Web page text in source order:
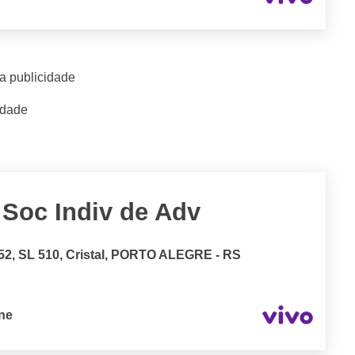
publicidade
Indiv de Adv
SL 510, Cristal, PORTO ALEGRE - RS